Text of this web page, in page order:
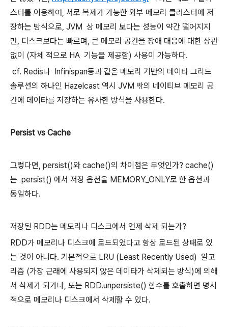
스터를 이용하여, 서로 복제가 가능한 외부 메모리 클러스터에 저
장하는 방식으로, JVM 상 메모리 보다는 성능이 약간 떨어지지
만, 디스크보다는 빠르며, 큰 메모리 공간을 장애 대응에 대한 상관
없이 (자체 적으로 HA 기능을 제공함) 사용이 가능하다.
cf. Redis나 Infinispan등과 같은 메모리 기반의 데이타 그리드
솔루션의 하나인 Hazelcast 역시 JVM 밖의 네이티브 메모리 공
간에 데이타를 저장하는 유사한 방식을 사용한다.
Persist vs Cache
그렇다면, persist()와 cache()의 차이점은 무엇인가? cache()
는 persist() 에서 저장 옵션을 MEMORY_ONLY로 한 옵션과
동일하다.
저장된 RDD는 메모리나 디스크에서 언제 삭제 되는가?
RDD가 메모리나 디스크에 로드되었다고 항상 로드된 상태로 있
는 것이 아니다. 기본적으로 LRU (Least Recently Used) 알고
리즘 (가장 근래에 사용되지 않은 데이타가 삭제되는 방식)에 의해
서 삭제가 되가나, 또는 RDD.unpersiste() 함수를 호출하면 명시
적으로 메모리나 디스크에서 삭제할 수 있다.